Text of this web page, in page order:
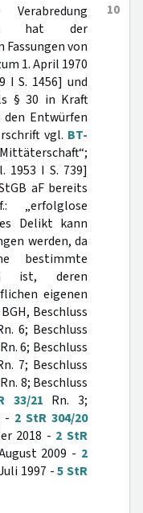
10
hat der
von
1. April 1970
I S. 1456] und
§ 30 in Kraft
Entwürfen
vgl. BT-
1953 I S. 739]
aF bereits
„erfolglose
Delikt kann
werden, da
bestimmte
ist, deren
eigenen
Beschluss
6; Beschluss
6; Beschluss
7; Beschluss
8; Beschluss
33/21 Rn. 3;
- 2 StR 304/20
2018 - 2 StR
2009 - 2
1997 -5 StR